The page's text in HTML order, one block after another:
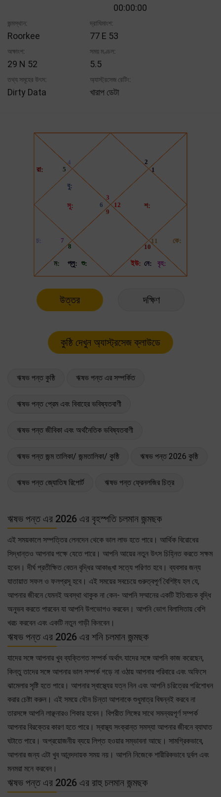
00:00:00
জন্মস্থান:
Roorkee
দ্রাঘিমাংশ:
77 E 53
অক্ষাংশ:
29 N 52
সময় মণ্ডল:
5.5
তথ্য সমূহের উৎস:
Dirty Data
অ্যাস্ট্রসেজ রেটিং:
খারাপ ডেটা
উত্তর দক্ষিণ
ঋষভ পন্ত কুষ্ঠি ঋষভ পন্ত এর সম্পর্কিত
ঋষভ পন্ত প্রেম এবং বিবাহের ভবিষ্যতবাণী
ঋষভ পন্ত জীবিকা এবং অর্থনৈতিক ভবিষ্যতবাণী
ঋষভ পন্ত জন্ম তালিকা/ জন্মতালিকা/ কুষ্ঠি ঋষভ পন্ত 2026 কুষ্ঠি
ঋষভ পন্ত জ্যোতিষ রিপোর্ট ঋষভ পন্ত ফ্রেনলজির চিত্র
ঋষভ পন্ত এর 2026 এর বৃহস্পতি চলমান জন্মছক
এই সময়কালে সম্পত্তির লেনদেন থেকে ভাল লাভ হতে পারে। আর্থিক বিরোধের
সিদ্ধান্তও আপনার পক্ষে যেতে পারে। আপনি আয়ের নতুন উৎস চিহ্নিত করতে সক্ষম
হবেন। দীর্ঘ প্রতীক্ষিত বেতন বৃদ্ধির আকাঙ্খা সত্যে পরিণত হবে। ব্যবসার জন্য
যাতায়াত সফল ও ফলপ্রসূ হবে। এই সময়ের সবচেয়ে গুরুত্বপূর্ণ বৈশিষ্ট্য হল যে,
আপনার জীবনে যেমনই অবস্থা থাকুক না কেন- আপনি সম্মানের একটি ইতিবাচক বৃদ্ধি
অনুভব করতে পারবেন যা আপনি উপভোগও করবেন। আপনি ভোগ বিলাসিতায় বেশি
খরচ করবেন এবং একটি নতুন গাড়ী কিনবেন।
ঋষভ পন্ত এর 2026 এর শনি চলমান জন্মছক
যাদের সঙ্গে আপনার খুব ব্যক্তিগত সম্পর্ক অর্থাৎ যাদের সঙ্গে আপনি কাজ করেছেন,
কিন্তু তাদের সঙ্গে আপনার ভাল সম্পর্ক গড়ে না ওঠায় আপনার পরিবারে এবং অফিসে
ঝামেলার সৃষ্টি হতে পারে। আপনার স্বাস্থ্যের যত্ন নিন এবং আপনি চরিত্রের পরিশোধন
করার চেষ্টা করুন। এই সময়ে যৌন চিন্তা আপনাকে শুধুমাত্র বিষন্নই করবে না
তারসঙ্গে আপনি লাঞ্ছনারও শিকার হবেন। বিপরীত লিঙ্গের সাথে সমন্বয়পূর্ণ সম্পর্ক
আপনার বিরক্তের কারণ হতে পারে। স্বাস্থ্য সংক্রান্ত সমস্যা আপনার জীবনে ব্যাঘাত
ঘটাতে পারে। অপ্রয়োজনীয় ব্যয়ে লিপ্ত হওয়ার সম্ভাবনা আছে। সামগ্রিকভাবে,
আপনার জন্য এটা খুব আনন্দদায়ক সময় নয়। আপনি নিজেকে শারীরিকভাবে দুর্বল এবং
মনমরা মনে করবেন।
ঋষভ পন্ত এর 2026 এর রাহু চলমান জন্মছক